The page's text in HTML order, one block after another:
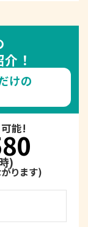
！
けの
能!
)